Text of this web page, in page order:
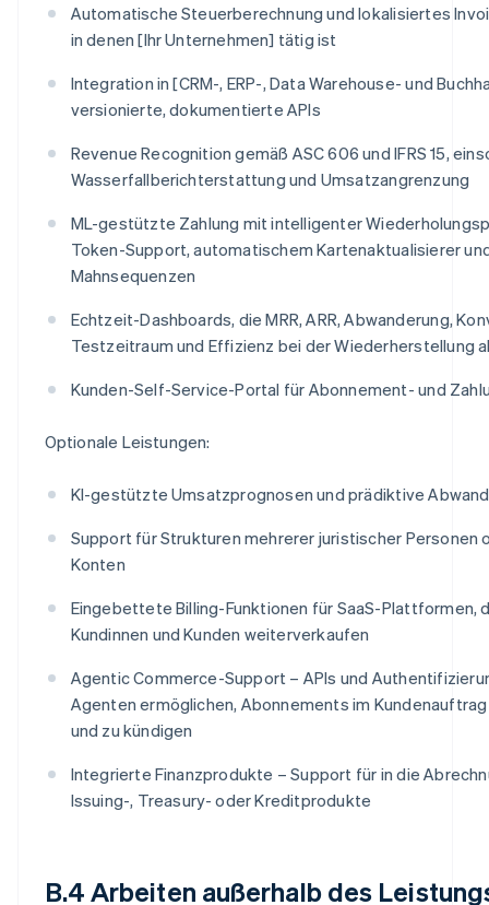
Automatische Steuerberechnung und lokalisiertes
in denen [Ihr Unternehmen] tätig ist
Integration in [CRM-, ERP-, Data Warehouse- und
versionierte, dokumentierte APIs
Revenue Recognition gemäß ASC 606 und IFRS 15,
Wasserfallberichterstattung und Umsatzangrenzung
ML-gestützte Zahlung mit intelligenter
Token-Support, automatischem Kartenaktualisierer
Mahnsequenzen
Echtzeit-Dashboards, die MRR, ARR, Abwanderung,
Testzeitraum und Effizienz bei der Wiederherstellung
Kunden-Self-Service-Portal für Abonnement- und
Optionale Leistungen:
KI-gestützte Umsatzprognosen und prädiktive
Support für Strukturen mehrerer juristischer Personen
Konten
Eingebettete Billing-Funktionen für SaaS-Plattformen,
Kundinnen und Kunden weiterverkaufen
Agentic Commerce-Support – APIs und
Agenten ermöglichen, Abonnements im
und zu kündigen
Integrierte Finanzprodukte – Support für in die
Issuing-, Treasury- oder Kreditprodukte
B.4 Arbeiten außerhalb des